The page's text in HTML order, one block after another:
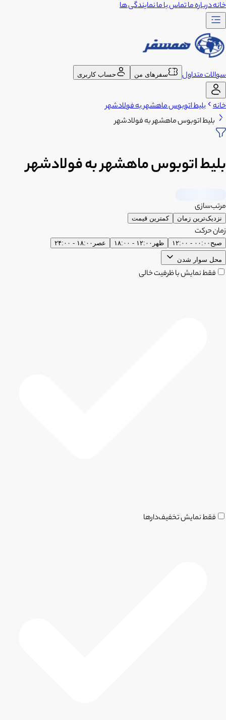
خانهدرباره ماتماس با مانمایندگی ها
سوالات متداول سفرهای من حساب کاربری
خانه بلیط اتوبوس ماهشهر به فولادشهر
بلیط اتوبوس ماهشهر به فولادشهر
بلیط اتوبوس ماهشهر به فولادشهر
مرتب‌سازی
نزدیک‌ترین زمان کمترین قیمت
زمان حرکت
صبح ۰۰:۰۰ - ۱۲:۰۰ ظهر ۱۲:۰۰ - ۱۸:۰۰ عصر ۱۸:۰۰ - ۲۴:۰۰
محل سوار شدن
فقط نمایش با ظرفیت خالی
فقط نمایش تخفیف‌دارها